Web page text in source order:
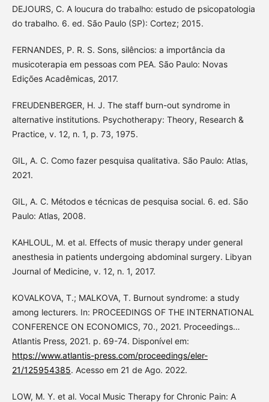
DEJOURS, C. A loucura do trabalho: estudo de psicopatologia
do trabalho. 6. ed. São Paulo (SP): Cortez; 2015.
FERNANDES, P. R. S. Sons, silêncios: a importância da
musicoterapia em pessoas com PEA. São Paulo: Novas
Edições Acadêmicas, 2017.
FREUDENBERGER, H. J. The staff burn-out syndrome in
alternative institutions. Psychotherapy: Theory, Research &
Practice, v. 12, n. 1, p. 73, 1975.
GIL, A. C. Como fazer pesquisa qualitativa. São Paulo: Atlas,
2021.
GIL, A. C. Métodos e técnicas de pesquisa social. 6. ed. São
Paulo: Atlas, 2008.
KAHLOUL, M. et al. Effects of music therapy under general
anesthesia in patients undergoing abdominal surgery. Libyan
Journal of Medicine, v. 12, n. 1, 2017.
KOVALKOVA, T.; MALKOVA, T. Burnout syndrome: a study
among lecturers. In: PROCEEDINGS OF THE INTERNATIONAL
CONFERENCE ON ECONOMICS, 70., 2021. Proceedings…
Atlantis Press, 2021. p. 69-74. Disponível em:
https://www.atlantis-press.com/proceedings/eler-
21/125954385. Acesso em 21 de Ago. 2022.
LOW, M. Y. et al. Vocal Music Therapy for Chronic Pain: A